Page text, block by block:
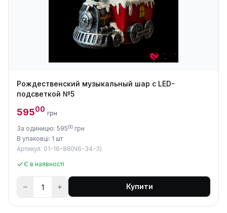
Рождественский музыкальный шар с LED-
подсветкой №5
59500 грн
За одиницю: 59500 грн
В упаковці: 1 шт
Артикул: 01-16-88(N6-34-3)
Є в наявності
Купити